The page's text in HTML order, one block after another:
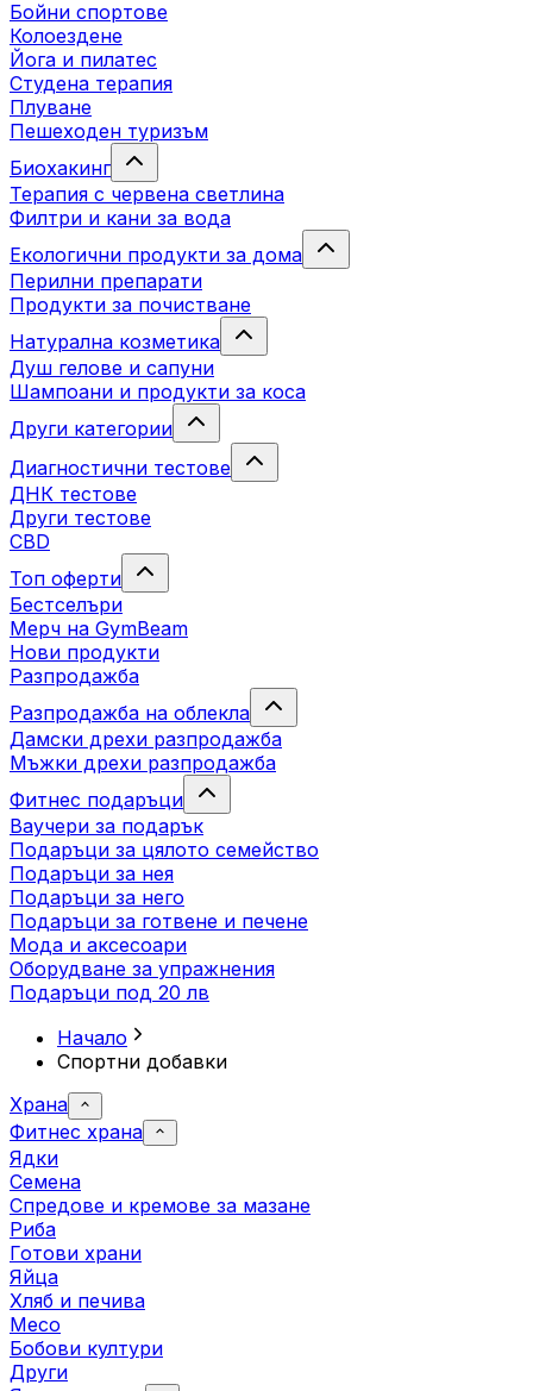
Бойни спортове
Колоездене
Йога и пилатес
Студена терапия
Плуване
Пешеходен туризъм
Биохакинг
Терапия с червена светлина
Филтри и кани за вода
Екологични продукти за дома
Перилни препарати
Продукти за почистване
Натурална козметика
Душ гелове и сапуни
Шампоани и продукти за коса
Други категории
Диагностични тестове
ДНК тестове
Други тестове
CBD
Топ оферти
Бестселъри
Мерч на GymBeam
Нови продукти
Разпродажба
Разпродажба на облекла
Дамски дрехи разпродажба
Мъжки дрехи разпродажба
Фитнес подаръци
Ваучери за подарък
Подаръци за цялото семейство
Подаръци за нея
Подаръци за него
Подаръци за готвене и печене
Мода и аксесоари
Оборудване за упражнения
Подаръци под 20 лв
Начало
Спортни добавки
Храна
Фитнес храна
Ядки
Семена
Спредове и кремове за мазане
Риба
Готови храни
Яйца
Хляб и печива
Месо
Бобови култури
Други